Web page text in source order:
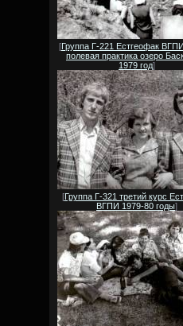
[Группа Г-221 Естгеофак
полевая практика озеро
1979 год]
[Группа Г-321 третий курс
ВГПИ 1979-80 годы]